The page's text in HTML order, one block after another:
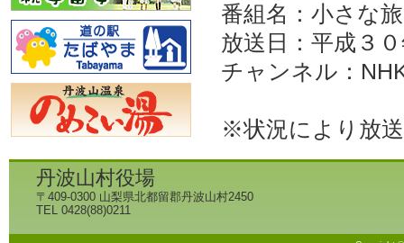
番組名：小さな旅
放送日：平成３
チャンネル：
※状況により放
丹波山村役場
〒409-0300 山梨県北都留郡丹波山村2450
TEL 0428(88)0211